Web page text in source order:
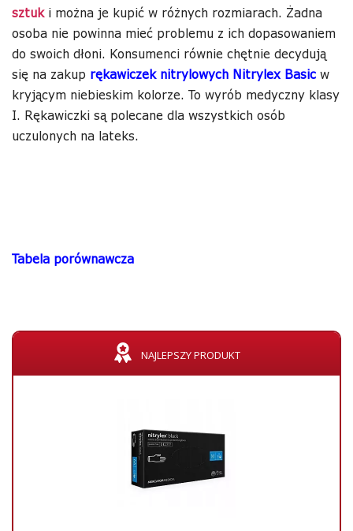
sztuki można je kupić w różnych rozmiarach. Żadna
osoba nie powinna mieć problemu z ich dopasowaniem
do swoich dłoni. Konsumenci równie chętnie decydują
się na zakup rękawiczek nitrylowych Nitrylex Basic w
kryjącym niebieskim kolorze. To wyrób medyczny klasy
I. Rękawiczki są polecane dla wszystkich osób
uczulonych na lateks.
Tabela porównawcza
NAJLEPSZY PRODUKT